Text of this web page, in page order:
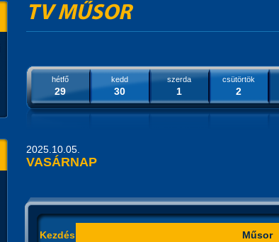
TV MŰSOR
hétfő
29
kedd
30
szerda
1
csütörtök
2
2025.10.05.
VASÁRNAP
Kezdés Műsor